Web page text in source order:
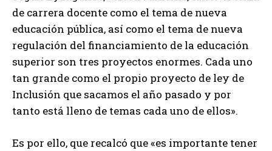
de carrera docente como el tema de nueva
educación pública, así como el tema de nueva
regulación del financiamiento de la educación
superior son tres proyectos enormes. Cada uno
tan grande como el propio proyecto de ley de
Inclusión que sacamos el año pasado y por
tanto está lleno de temas cada uno de ellos».
Es por ello, que recalcó que «es importante tener